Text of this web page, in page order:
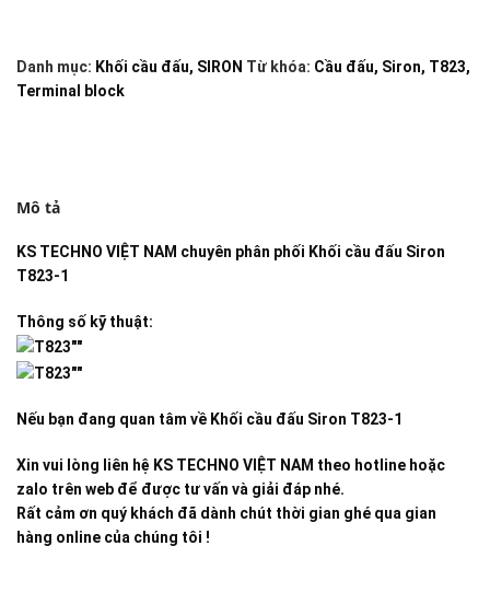
Danh mục: Khối cầu đấu, SIRON Từ khóa: Cầu đấu, Siron, T823,
Terminal block
Mô tả
KS TECHNO VIỆT NAM chuyên phân phối Khối cầu đấu Siron
T823-1
Thông số kỹ thuật:
Nếu bạn đang quan tâm về Khối cầu đấu Siron T823-1
Xin vui lòng liên hệ KS TECHNO VIỆT NAM theo hotline hoặc
zalo trên web để được tư vấn và giải đáp nhé.
Rất cảm ơn quý khách đã dành chút thời gian ghé qua gian
hàng online của chúng tôi !